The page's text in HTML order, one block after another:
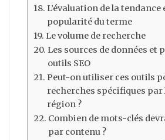
L’évaluation de la tendance
popularité du terme
Le volume de recherche
Les sources de données et
outils SEO
Peut-on utiliser ces outils
recherches spécifiques par
région ?
Combien de mots-clés
par contenu ?